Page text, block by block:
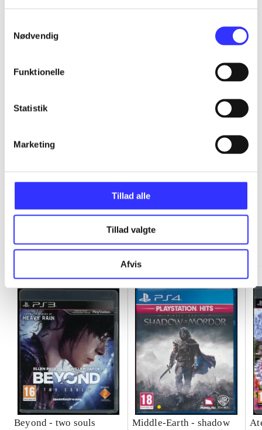
Nødvendig
Funktionelle
Statistik
Marketing
Tillad alle
Tillad valgte
Afvis
...
...
...
...
Beyond - two souls
Middle-Earth - shadow